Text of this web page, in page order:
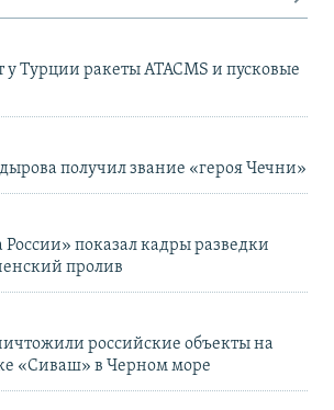
у Турции ракеты ATACMS и пусковые
получил звание «героя Чечни»
России» показал кадры разведки
пролив
российские объекты на
«Сиваш» в Черном море